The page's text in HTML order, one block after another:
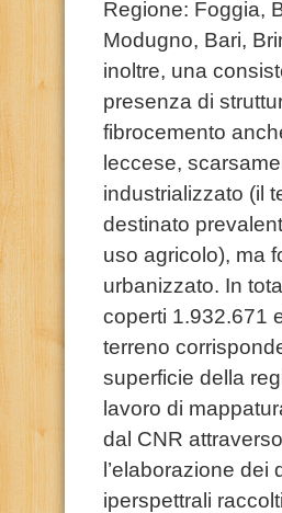
Regione: Foggia,
Modugno, Bari,
inoltre, una
presenza di
fibrocemento
leccese,
industrializzato (il
destinato
uso agricolo), ma
urbanizzato. In
coperti 1.932.671
terreno
superficie della
lavoro di
dal CNR attraverso
l’elaborazione dei
iperspettrali